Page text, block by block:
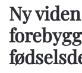
Ny